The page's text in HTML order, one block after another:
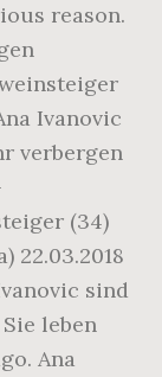
reason.
Ivanovic
verbergen
(34)
22.03.2018
sind
leben
Ana